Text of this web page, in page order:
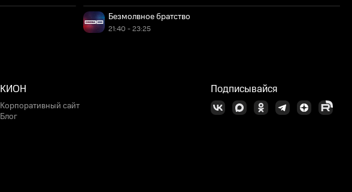
Безмолвное братство
21:40 - 23:25
КИОН
Корпоративный сайт
Блог
Подписывайся